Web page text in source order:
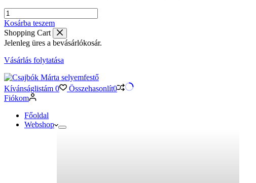
Színátmenetes
selyemsál
nevekkel
–
indás
mintával,
sötétkék
árnyalatokkal
mennyiség
Kosárba teszem
Shopping Cart
Jelenleg üres a bevásárlókosár.
Vásárlás folytatása
Kívánságlistám 0 Összehasonlít0
Fiókom
Főoldal
Webshop